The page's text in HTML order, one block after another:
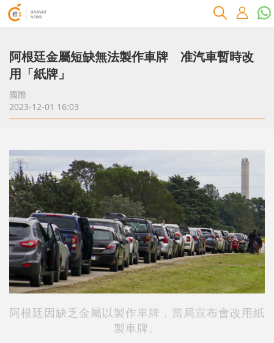
阿根廷金屬短缺無法製作車牌 准汽車暫時改
用「紙牌」
國際
2023-12-01 16:03
阿根廷因缺乏金屬以製作車牌，當局宣布會改用紙
製車牌。